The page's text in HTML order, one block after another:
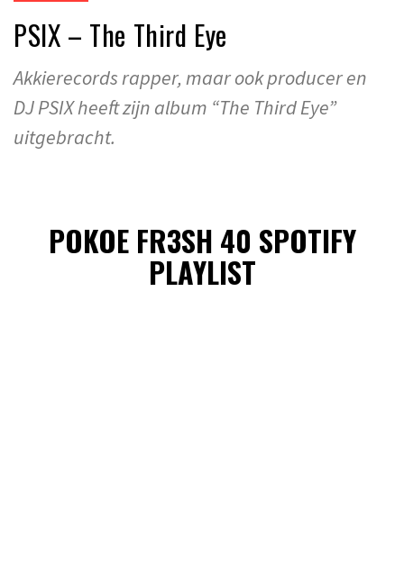
PSIX – The Third Eye
Akkierecords rapper, maar ook producer en
DJ PSIX heeft zijn album “The Third Eye”
uitgebracht.
POKOE FR3SH 40 SPOTIFY
PLAYLIST